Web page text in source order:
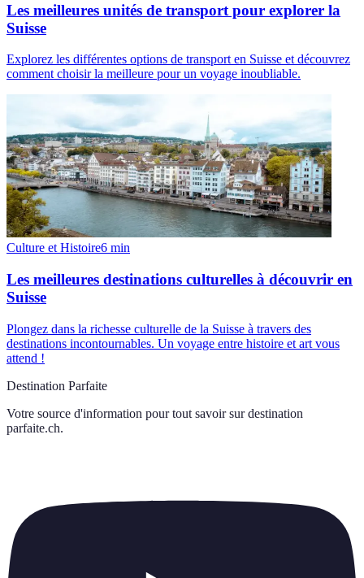
Les meilleures unités de transport pour explorer la
Suisse
Explorez les différentes options de transport en Suisse et découvrez
comment choisir la meilleure pour un voyage inoubliable.
Culture et Histoire6 min
Les meilleures destinations culturelles à découvrir en
Suisse
Plongez dans la richesse culturelle de la Suisse à travers des
destinations incontournables. Un voyage entre histoire et art vous
attend !
Destination Parfaite
Votre source d'information pour tout savoir sur destination
parfaite.ch.